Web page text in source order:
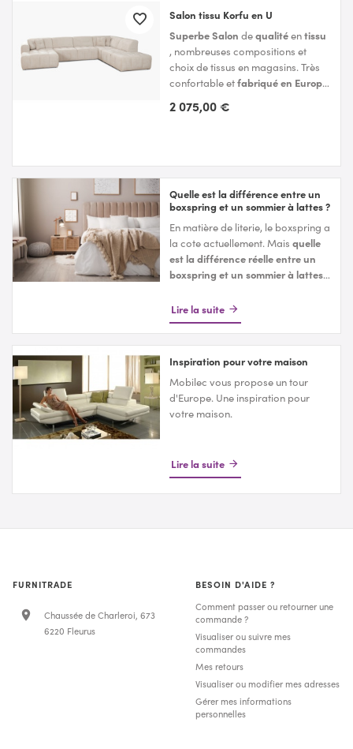
Salon tissu Korfu en U
Superbe Salon dequalitéentissu
, nombreuses compositions et
choix de tissus en magasins. Très
confortable etfabriqué en Europe
2 075,00 €
Quelle est la différence entre un
boxspring et un sommier à lattes ?
En matière de literie, le boxspring a
la cote actuellement. Maisquelle
est la différence réelle entre un
boxspring et un sommier à lattes?
Mobilec,magasin spécialisé dans
la vente de literie et de matelas
vous explique lesspécificités de
Lire la suite
Inspiration pour votre maison
Mobilec vous propose un tour
d'Europe. Une inspiration pour
votre maison.
Lire la suite
FURNITRADE
Chaussée de Charleroi, 673
6220 Fleurus
BESOIN D'AIDE ?
Comment passer ou retourner une
commande ?
Visualiser ou suivre mes
commandes
Mes retours
Visualiser ou modifier mes adresses
Gérer mes informations
personnelles